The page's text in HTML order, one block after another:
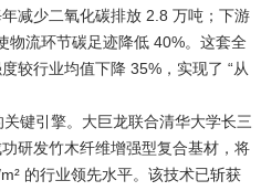
减少二氧化碳排放 2.8 万吨；下游
物流环节碳足迹降低 40%。这套全
较行业均值下降 35%，实现了 “从
键引擎。大巨龙联合清华大学长三
研发竹木纤维增强型复合基材，将
的行业领先水平。该技术已斩获